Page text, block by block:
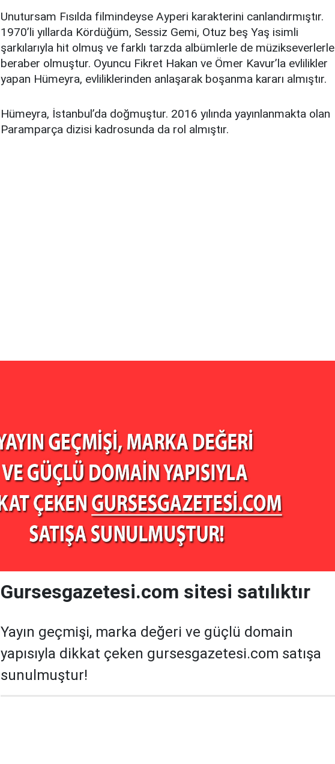
Unutursam Fısılda filmindeyse Ayperi karakterini canlandırmıştır.
1970’li yıllarda Kördüğüm, Sessiz Gemi, Otuz beş Yaş isimli
şarkılarıyla hit olmuş ve farklı tarzda albümlerle de müzikseverlerle
beraber olmuştur. Oyuncu Fikret Hakan ve Ömer Kavur’la evlilikler
yapan Hümeyra, evliliklerinden anlaşarak boşanma kararı almıştır.
Hümeyra, İstanbul’da doğmuştur. 2016 yılında yayınlanmakta olan
Paramparça dizisi kadrosunda da rol almıştır.
Gursesgazetesi.com sitesi satılıktır
Yayın geçmişi, marka değeri ve güçlü domain
yapısıyla dikkat çeken gursesgazetesi.com satışa
sunulmuştur!